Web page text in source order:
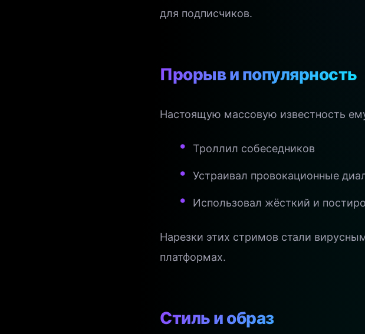
для подписчиков.
Прорыв и популярность
Настоящую массовую известность
Троллил собеседников
Устраивал провокационные
Использовал жёсткий и
Нарезки этих стримов стали
платформах.
Стиль и образ